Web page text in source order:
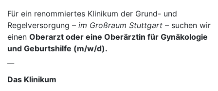
Für ein renommiertes Klinikum der Grund- und
Regelversorgung – im Großraum Stuttgart – suchen wir
einen Oberarzt oder eine Oberärztin für Gynäkologie
und Geburtshilfe (m/w/d).
Das Klinikum